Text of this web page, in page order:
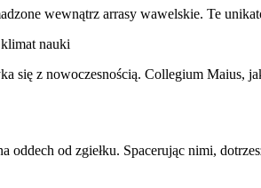
wewnątrz arrasy wawelskie. Te
nauki
się z nowoczesnością. Collegium
oddech od zgiełku. Spacerując nimi,